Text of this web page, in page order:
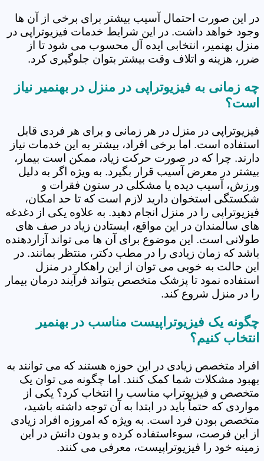
در این صورت احتمال آسیب بیشتر برای برخی از آن ها
وجود خواهد داشت. در این شرایط خدمات فیزیوتراپی در
منزل بهنمیر، انتخابی ایده آل محسوب می شود تا از
ضرر، هزینه و اتلاف وقت بیشتر بتوان جلوگیری کرد.
چه زمانی به فیزیوتراپی در منزل در بهنمیر نیاز
است؟
فیزیوتراپی در منزل در هر زمانی و برای هر فردی قابل
استفاده است. اما برخی افراد، بیشتر به این خدمات نیاز
دارند. چرا که در صورت حرکت زیاد، ممکن است بیمار،
بیشتر در معرض آسیب قرار بگیرد. به ویژه اگر به دلیل
ورزش، آسیب دیده یا مشکلی در ستون فقرات و
شکستگی استخوان دارید لازم است که تا حد امکان،
فیزیوتراپی را در منزل انجام دهید. به علاوه یکی از دغدغه
های سالمندان در این مواقع، ایستادن زیاد در صف های
طولانی است. این موضوع برای آن ها می تواند آزاردهنده
باشد که زمان زیادی را در مطب دکتر، منتظر بمانند. در
این حالت به خوبی می توان از این راهکار در منزل
استفاده نمود تا پزشک متخصص بتواند فرآیند درمان بیمار
را در منزل شروع کند.
چگونه یک فیزیوتراپیست مناسب در بهنمیر
انتخاب کنیم؟
افراد متخصص زیادی در این حوزه هستند که می توانند به
بهبود مشکلات شما کمک کنند. اما چگونه می توان یک
متخصص و فیزیوتراپ مناسب را انتخاب کرد؟ یکی از
مواردی که حتماً باید در ابتدا به آن توجه داشته باشید،
متخصص بودن فرد است. به ویژه که امروزه افراد زیادی
از این فرصت، سوءاستفاده کرده و بدون دانش در این
زمینه خود را فیزیوتراپیست، معرفی می کنند.